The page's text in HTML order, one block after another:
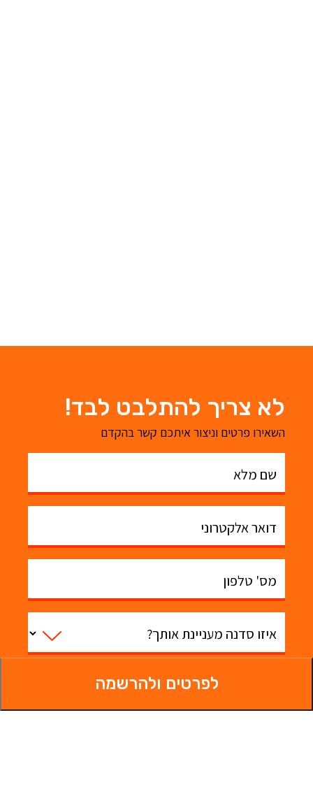
לפרטים ולהרשמה
לא צריך להתלבט לבד!
השאירו פרטים וניצור איתכם קשר בהקדם
שם מלא
דואר אלקטרוני
מס' טלפון
איזו סדנה מעניינת אותך?
משהו טוב שנדע?